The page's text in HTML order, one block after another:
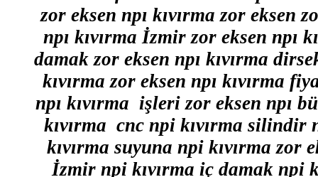
zor eksen npı kıvırma zor eksen
npı kıvırma İzmir zor eksen npı
damak zor eksen npı kıvırma
kıvırma zor eksen npı kıvırma
npı kıvırma işleri zor eksen npı
kıvırma cnc npi kıvırma silindir
kıvırma suyuna npi kıvırma zor
İzmir npi kıvırma iç damak npi